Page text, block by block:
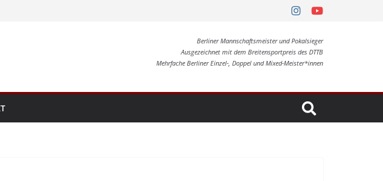
Berliner Mannschaftsmeister und Pokalsieger
Ausgezeichnet mit dem Breitensportpreis des DTTB
Mehrfache Berliner Einzel-, Doppel und Mixed-Meister*innen